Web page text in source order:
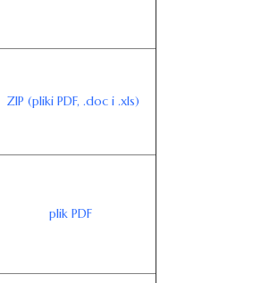
ZIP (pliki PDF, .doc i .xls)
plik PDF